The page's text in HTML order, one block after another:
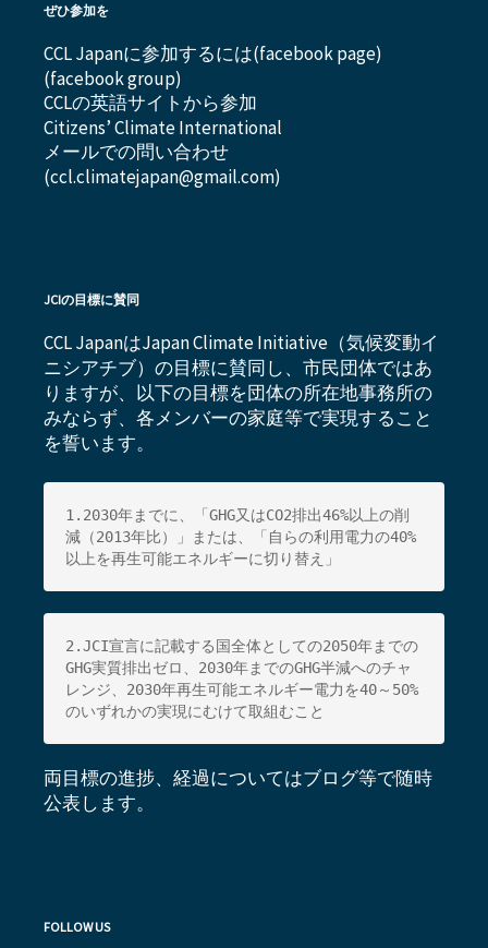
ぜひ参加を
CCL Japanに参加するには(facebook page)
(facebook group)
CCLの英語サイトから参加
Citizens’ Climate International
メールでの問い合わせ
(ccl.climatejapan@gmail.com)
JCIの目標に賛同
CCL JapanはJapan Climate Initiative（気候変動イ
ニシアチブ）の目標に賛同し、市民団体ではあ
りますが、以下の目標を団体の所在地事務所の
みならず、各メンバーの家庭等で実現すること
を誓います。
1.2030年までに、「GHG又はCO2排出46%以上の削
減（2013年比）」または、「自らの利用電力の40%
以上を再生可能エネルギーに切り替え」
2.JCI宣言に記載する国全体としての2050年までの
GHG実質排出ゼロ、2030年までのGHG半減へのチャ
レンジ、 2030年再生可能エネルギー電力を40～50%
のいずれかの実現にむけて取組むこと
両目標の進捗、経過についてはブログ等で随時
公表します。
FOLLOW US